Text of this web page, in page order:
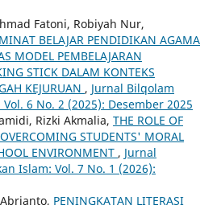
Fatoni, Robiyah Nur,
BELAJAR PENDIDIKAN AGAMA
MODEL PEMBELAJARAN
STICK DALAM KONTEKS
KEJURUAN , Jurnal Bilqolam
6 No. 2 (2025): Desember 2025
Rizki Akmalia, THE ROLE OF
STUDENTS' MORAL
ENVIRONMENT , Jurnal
Islam: Vol. 7 No. 1 (2026):
PENINGKATAN LITERASI